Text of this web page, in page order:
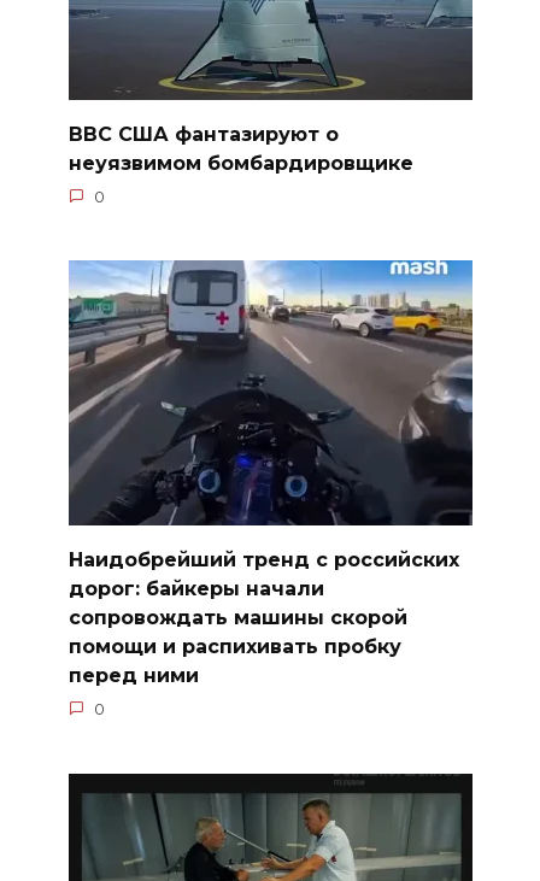
ВВС США фантазируют о
неуязвимом бомбардировщике
0
Наидобрейший тренд с российских
дорог: байкеры начали
сопровождать машины скорой
помощи и распихивать пробку
перед ними
0